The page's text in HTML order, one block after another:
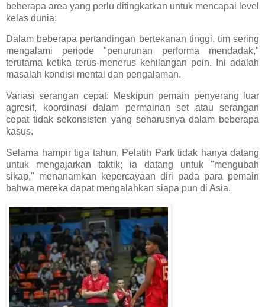
beberapa area yang perlu ditingkatkan untuk mencapai level
kelas dunia:
Dalam beberapa pertandingan bertekanan tinggi, tim sering
mengalami periode "penurunan performa mendadak,"
terutama ketika terus-menerus kehilangan poin. Ini adalah
masalah kondisi mental dan pengalaman.
Variasi serangan cepat: Meskipun pemain penyerang luar
agresif, koordinasi dalam permainan set atau serangan
cepat tidak sekonsisten yang seharusnya dalam beberapa
kasus.
Selama hampir tiga tahun, Pelatih Park tidak hanya datang
untuk mengajarkan taktik; ia datang untuk "mengubah
sikap," menanamkan kepercayaan diri pada para pemain
bahwa mereka dapat mengalahkan siapa pun di Asia.